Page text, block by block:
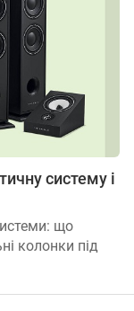
систему і
що
колонки під